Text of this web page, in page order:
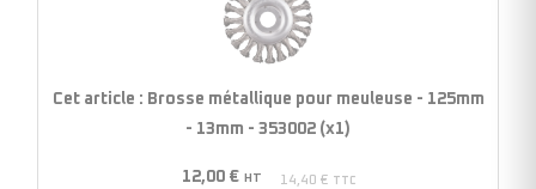
meuleuse
-
-
Cet article : Brosse métallique pour meuleuse - 125mm
- 13mm - 353002 (x1)
12,00 € HT 14,40 € TTC